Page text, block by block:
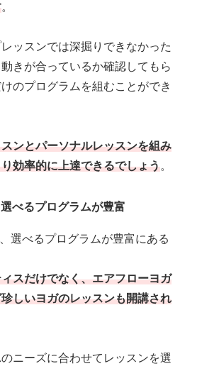
。
ッスンでは深掘りできなかった
きが合っているか確認してもら
のプログラムを組むことができ
ンとパーソナルレッスンを組み
効率的に上達できるでしょう。
べるプログラムが豊富
選べるプログラムが豊富にある
スだけでなく、エアフローヨガ
しいヨガのレッスンも開講され
ニーズに合わせてレッスンを選